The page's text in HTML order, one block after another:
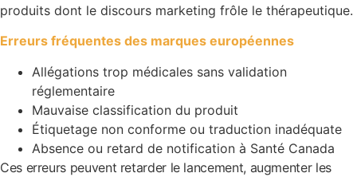
produits dont le discours marketing frôle le thérapeutique.
Erreurs fréquentes des marques européennes
Allégations trop médicales sans validation
réglementaire
Mauvaise classification du produit
Étiquetage non conforme ou traduction inadéquate
Absence ou retard de notification à Santé Canada
Ces erreurs peuvent retarder le lancement, augmenter les